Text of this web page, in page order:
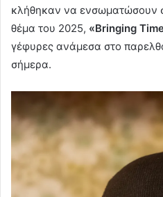
κλήθηκαν να ενσωματώσουν
θέμα του 2025, «Bringing
γέφυρες ανάμεσα στο
σήμερα.